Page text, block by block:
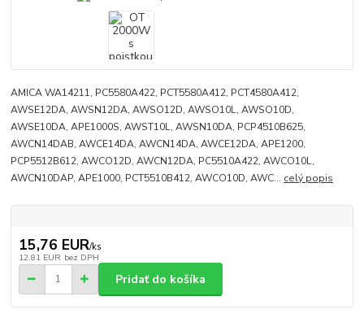
AMICA WA14211, PC5580A422, PCT5580A412, PCT4580A412,
AWSE12DA, AWSN12DA, AWSO12D, AWSO10L, AWSO10D,
AWSE10DA, APE1000S, AWST10L, AWSN10DA, PCP4510B625,
AWCN14DAB, AWCE14DA, AWCN14DA, AWCE12DA, APE1200,
PCP5512B612, AWCO12D, AWCN12DA, PC5510A422, AWCO10L,
AWCN10DAP, APE1000, PCT5510B412, AWCO10D, AWC... celý popis
15,76 EUR/ks
12,81 EUR bez DPH
Pridať do košíka